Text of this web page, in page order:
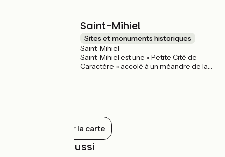
d'histoire qui reflète l'élégance et le
savoir-faire de l'époque bénédictine.
Saint-Mihiel
Sites et monuments historiques
Saint-Mihiel
Saint-Mihiel est une « Petite Cité de
Caractère » accolé à un méandre de la
Renaissance.
Tout afficher sur la carte
À découvrir aussi